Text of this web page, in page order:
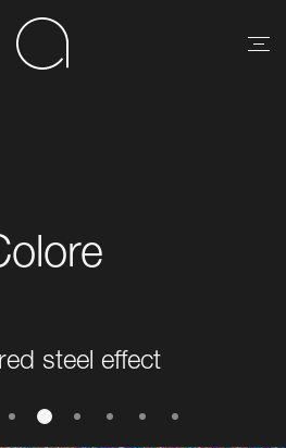
steel effect